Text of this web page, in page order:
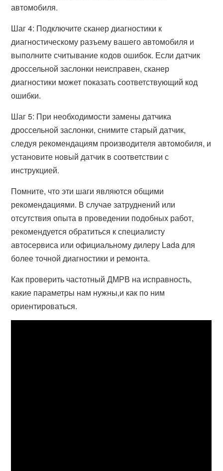
автомобиля.
Шаг 4: Подключите сканер диагностики к
диагностическому разъему вашего автомобиля и
выполните считывание кодов ошибок. Если датчик
дроссельной заслонки неисправен, сканер
диагностики может показать соответствующий код
ошибки.
Шаг 5: При необходимости замены датчика
дроссельной заслонки, снимите старый датчик,
следуя рекомендациям производителя автомобиля, и
установите новый датчик в соответствии с
инструкцией.
Помните, что эти шаги являются общими
рекомендациями. В случае затруднений или
отсутствия опыта в проведении подобных работ,
рекомендуется обратиться к специалисту
автосервиса или официальному дилеру Lada для
более точной диагностики и ремонта.
Как проверить частотный ДМРВ на исправность,
какие параметры нам нужны,и как по ним
ориентироваться.